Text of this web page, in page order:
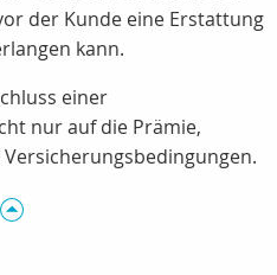
der Kunde eine Erstattung
kann.
einer
nur auf die Prämie,